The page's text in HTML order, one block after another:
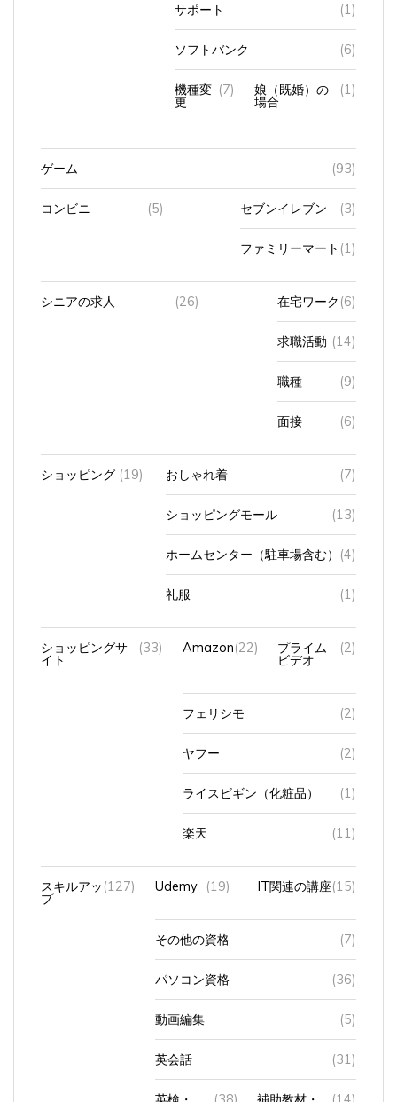
ソフトバンク (6)
機種変
更
(7) 娘（既婚）の
場合
(1)
ゲーム (93)
コンビニ (5) セブンイレブン (3)
ファミリーマート(1)
シニアの求人 (26) 在宅ワーク(6)
求職活動 (14)
職種 (9)
面接 (6)
ショッピング (19) おしゃれ着 (7)
ショッピングモール (13)
ホームセンター（駐車場含む）(4)
礼服 (1)
ショッピングサ
イト
(33) Amazon(22) プライム
ビデオ
(2)
フェリシモ (2)
ヤフー (2)
ライスビギン（化粧品） (1)
楽天 (11)
スキルアッ
プ
(127) Udemy (19) IT関連の講座(15)
その他の資格 (7)
パソコン資格 (36)
動画編集 (5)
英会話 (31)
英検・
TOEIC
(38) 補助教材・
アプリ
(14)